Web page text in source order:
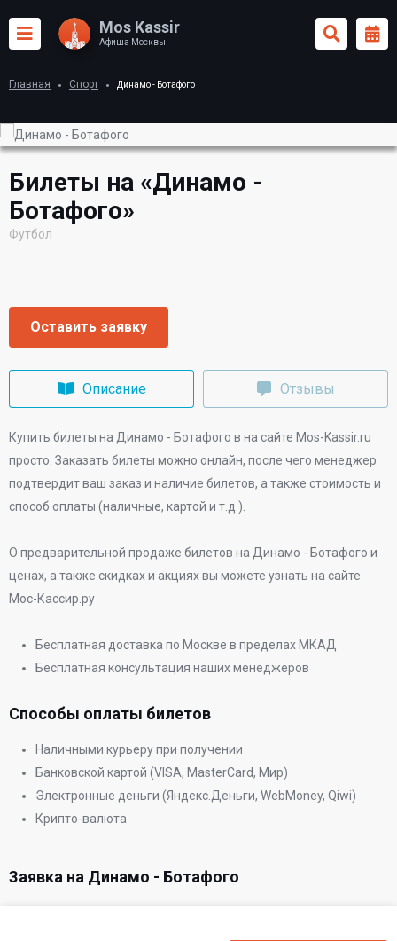
Mos Kassir
Афиша Москвы
Главная Спорт Динамо - Ботафого
Билеты на «Динамо -
Ботафого»
Футбол
Оставить заявку
Описание Отзывы
Купить билеты на Динамо - Ботафого в на сайте Mos-Kassir.ru
просто. Заказать билеты можно онлайн, после чего менеджер
подтвердит ваш заказ и наличие билетов, а также стоимость и
способ оплаты (наличные, картой и т.д.).
О предварительной продаже билетов на Динамо - Ботафого и
ценах, а также скидках и акциях вы можете узнать на сайте
Мос-Кассир.ру
Бесплатная доставка по Москве в пределах МКАД
Бесплатная консультация наших менеджеров
Способы оплаты билетов
Наличными курьеру при получении
Банковской картой (VISA, MasterCard, Мир)
Электронные деньги (Яндекс.Деньги, WebMoney, Qiwi)
Крипто-валюта
Заявка на Динамо - Ботафого